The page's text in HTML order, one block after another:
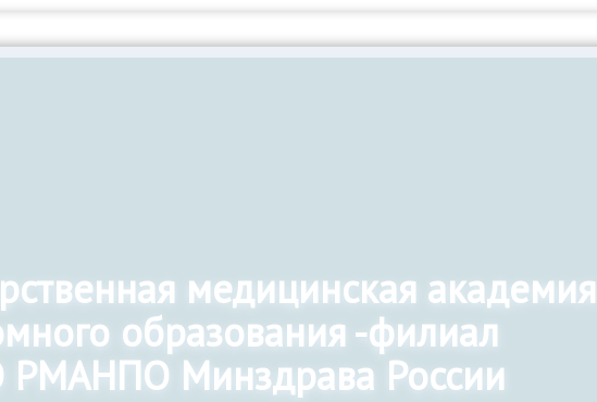
медицинская академия
образования -филиал
Минздрава России